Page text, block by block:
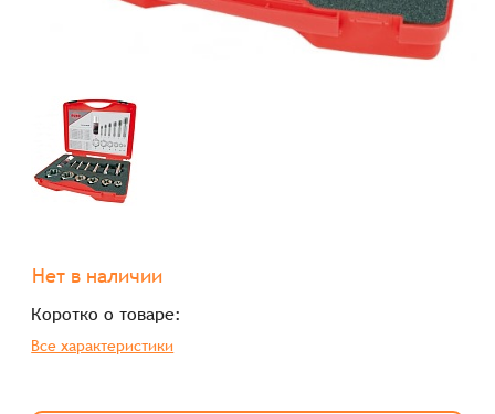
Нет в наличии
Коротко о товаре:
Все характеристики